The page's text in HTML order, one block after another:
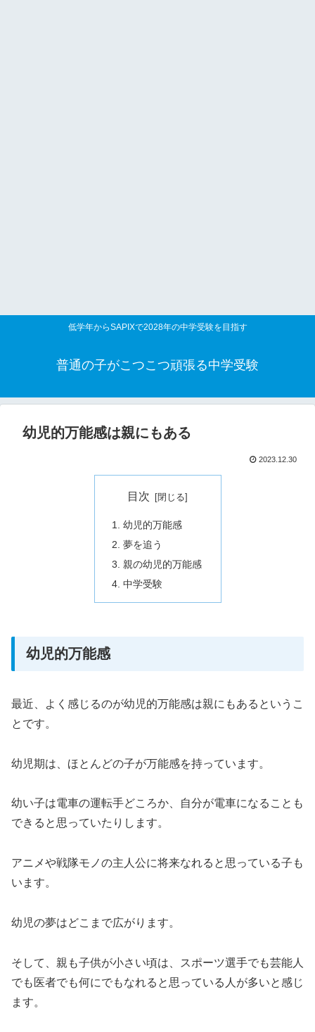
低学年からSAPIXで2028年の中学受験を目指す
普通の子がこつこつ頑張る中学受験
幼児的万能感は親にもある
2023.12.30
目次
幼児的万能感
夢を追う
親の幼児的万能感
中学受験
幼児的万能感
最近、よく感じるのが幼児的万能感は親にもあるというこ
とです。
幼児期は、ほとんどの子が万能感を持っています。
幼い子は電車の運転手どころか、自分が電車になることも
できると思っていたりします。
アニメや戦隊モノの主人公に将来なれると思っている子も
います。
幼児の夢はどこまで広がります。
そして、親も子供が小さい頃は、スポーツ選手でも芸能人
でも医者でも何にでもなれると思っている人が多いと感じ
ます。